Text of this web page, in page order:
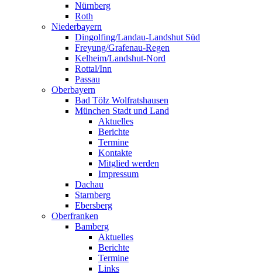
Nürnberg
Roth
Niederbayern
Dingolfing/Landau-Landshut Süd
Freyung/Grafenau-Regen
Kelheim/Landshut-Nord
Rottal/Inn
Passau
Oberbayern
Bad Tölz Wolfratshausen
München Stadt und Land
Aktuelles
Berichte
Termine
Kontakte
Mitglied werden
Impressum
Dachau
Starnberg
Ebersberg
Oberfranken
Bamberg
Aktuelles
Berichte
Termine
Links